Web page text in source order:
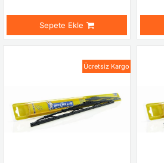
Sepete Ekle
Ücretsiz Kargo